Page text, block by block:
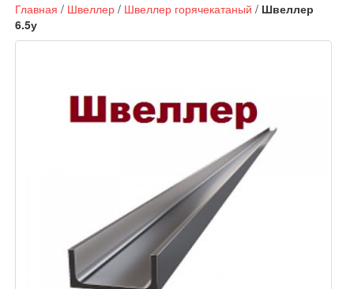
Главная / Швеллер / Швеллер горячекатаный / Швеллер
6.5у